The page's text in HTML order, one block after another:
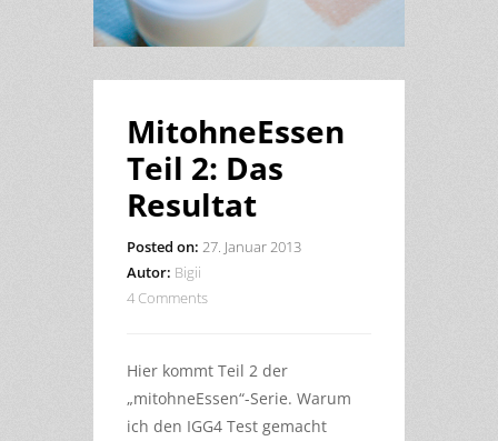
MitohneEssen
Teil 2: Das
Resultat
Posted on: 27. Januar 2013
Autor: Bigii
4 Comments
Hier kommt Teil 2 der
„mitohneEssen“-Serie. Warum
ich den IGG4 Test gemacht